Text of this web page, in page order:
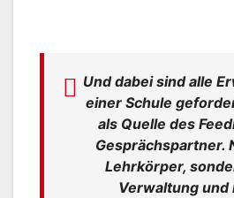
Und dabei sind alle
einer Schule
als Quelle des
Gesprächspartner.
Lehrkörper,
Verwaltung und